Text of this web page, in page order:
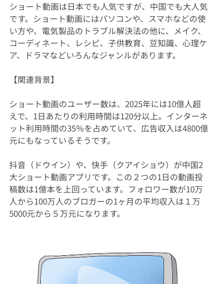
ショート動画は日本でも人気ですが、中国でも大人気
です。ショート動画にはパソコンや、スマホなどの使
い方や、電気製品のトラブル解決法の他に、メイク、
コーディネート、レシピ、子供教育、豆知識、心理ケ
ア、ドラマなどいろんなジャンルがあります。
【関連背景】
ショート動画のユーザー数は、2025年には10億人超
えで、1日あたりの利用時間は120分以上。インターネ
ット利用時間の35％を占めていて、広告収入は4800億
元にもなっているそうです。
抖音（ドウイン）や、快手（クアイショウ）が中国2
大ショート動画アプリです。この２つの1日の動画投
稿数は1億本を上回っています。フォロワー数が10万
人から100万人のブロガーの1ヶ月の平均収入は１万
5000元から５万元になります。